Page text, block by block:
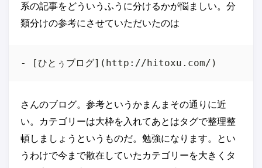
系の記事をどういうふうに分けるかが悩ましい。分
類分けの参考にさせていただいたのは
さんのブログ。参考というかまんまその通りに近
い。カテゴリーは大枠を入れてあとはタグで整理整
頓しましょうというものだ。勉強になります。とい
うわけで今まで散在していたカテゴリーを大きくタ